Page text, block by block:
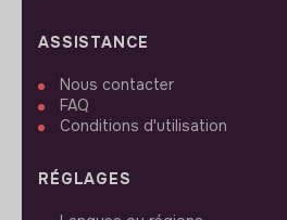
ASSISTANCE
Nous contacter
FAQ
Conditions d'utilisation
RÉGLAGES